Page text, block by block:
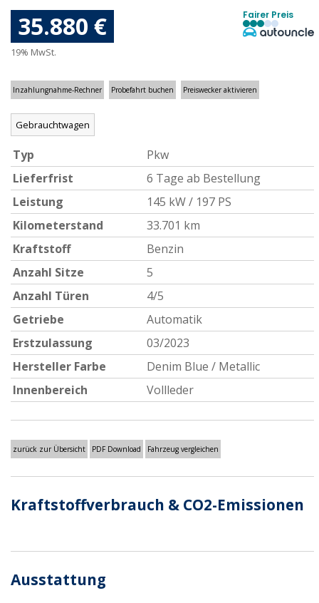
35.880 €
19% MwSt.
Fairer Preis
Inzahlungnahme-Rechner Probefahrt buchen Preiswecker aktivieren
Gebrauchtwagen
Typ
Pkw
Lieferfrist
6 Tage ab Bestellung
Leistung
145 kW / 197 PS
Kilometerstand
33.701 km
Kraftstoff
Benzin
Anzahl Sitze
5
Anzahl Türen
4/5
Getriebe
Automatik
Erstzulassung
03/2023
Hersteller Farbe
Denim Blue / Metallic
Innenbereich
Vollleder
zurück zur Übersicht PDF Download Fahrzeug vergleichen
Kraftstoffverbrauch & CO2-Emissionen
Ausstattung